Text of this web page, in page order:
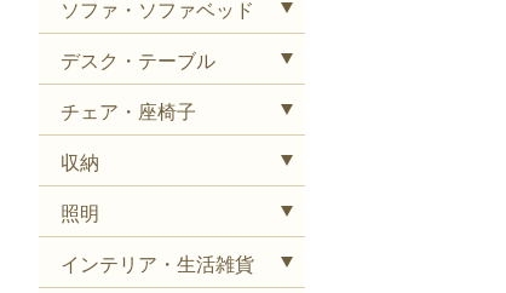
ソファ・ソファベッド
デスク・テーブル
チェア・座椅子
収納
照明
インテリア・生活雑貨